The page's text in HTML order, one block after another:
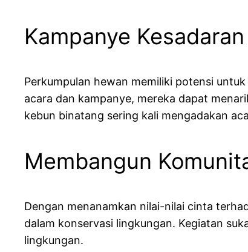
Kampanye
Perkumpulan hewan memiliki potensi
acara dan kampanye, mereka dapat
kebun binatang sering kali mengadakan
Membangun
Dengan menanamkan nilai-nilai cinta
dalam konservasi lingkungan. Kegiatan
lingkungan.